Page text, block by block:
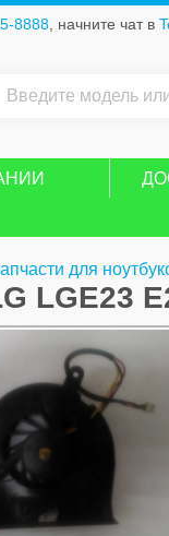
8888, начните чат в
для
LGE23